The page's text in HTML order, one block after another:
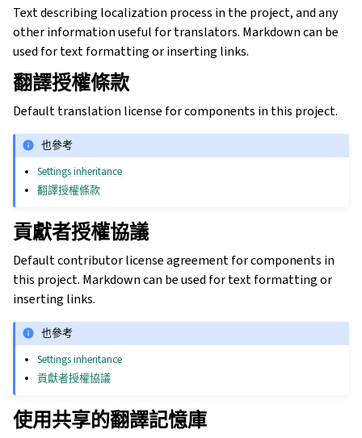
Text describing localization process in the project, and any
other information useful for translators. Markdown can be
used for text formatting or inserting links.
翻譯授權條款
Default translation license for components in this project.
也參考
Settings inheritance
翻譯授權條款
貢獻者授權協議
Default contributor license agreement for components in
this project. Markdown can be used for text formatting or
inserting links.
也參考
Settings inheritance
貢獻者授權協議
使用共享的翻譯記憶庫